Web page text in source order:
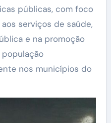
públicas, com foco
serviços de saúde,
e na promoção
nos municípios do